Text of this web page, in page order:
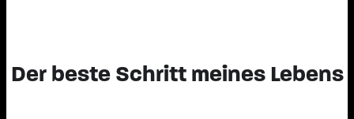
Der beste Schritt meines Lebens